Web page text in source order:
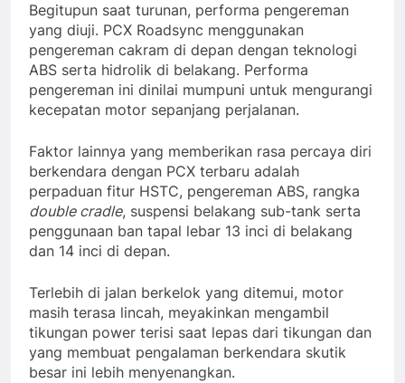
Begitupun saat turunan, performa pengereman
yang diuji. PCX Roadsync menggunakan
pengereman cakram di depan dengan teknologi
ABS serta hidrolik di belakang. Performa
pengereman ini dinilai mumpuni untuk mengurangi
kecepatan motor sepanjang perjalanan.
Faktor lainnya yang memberikan rasa percaya diri
berkendara dengan PCX terbaru adalah
perpaduan fitur HSTC, pengereman ABS, rangka
double cradle, suspensi belakang sub-tank serta
penggunaan ban tapal lebar 13 inci di belakang
dan 14 inci di depan.
Terlebih di jalan berkelok yang ditemui, motor
masih terasa lincah, meyakinkan mengambil
tikungan power terisi saat lepas dari tikungan dan
yang membuat pengalaman berkendara skutik
besar ini lebih menyenangkan.